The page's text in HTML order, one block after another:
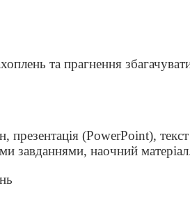
та прагнення
презентація (PowerPoint),
завданнями, наочний